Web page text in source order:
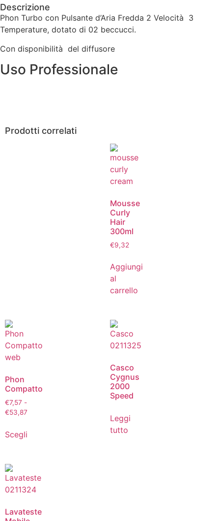
Descrizione
Phon Turbo con Pulsante d’Aria Fredda 2 Velocità 3
Temperature, dotato di 02 beccucci.
Con disponibilità del diffusore
Uso Professionale
Prodotti correlati
Mousse
Curly
Hair
300ml
€9,32
Aggiungi
al
carrello
Phon
Compatto
€7,57 -
€53,87
Scegli
Casco
Cygnus
2000
Speed
Leggi
tutto
Lavateste